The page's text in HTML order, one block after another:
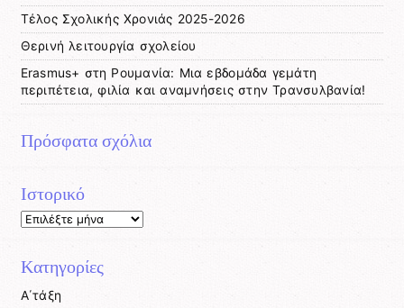
Tέλος Σχολικής Χρονιάς 2025-2026
Θερινή λειτουργία σχολείου
Erasmus+ στη Ρουμανία: Μια εβδομάδα γεμάτη
περιπέτεια, φιλία και αναμνήσεις στην Τρανσυλβανία!
Πρόσφατα σχόλια
Ιστορικό
Ιστορικό
Kατηγορίες
Α΄τάξη